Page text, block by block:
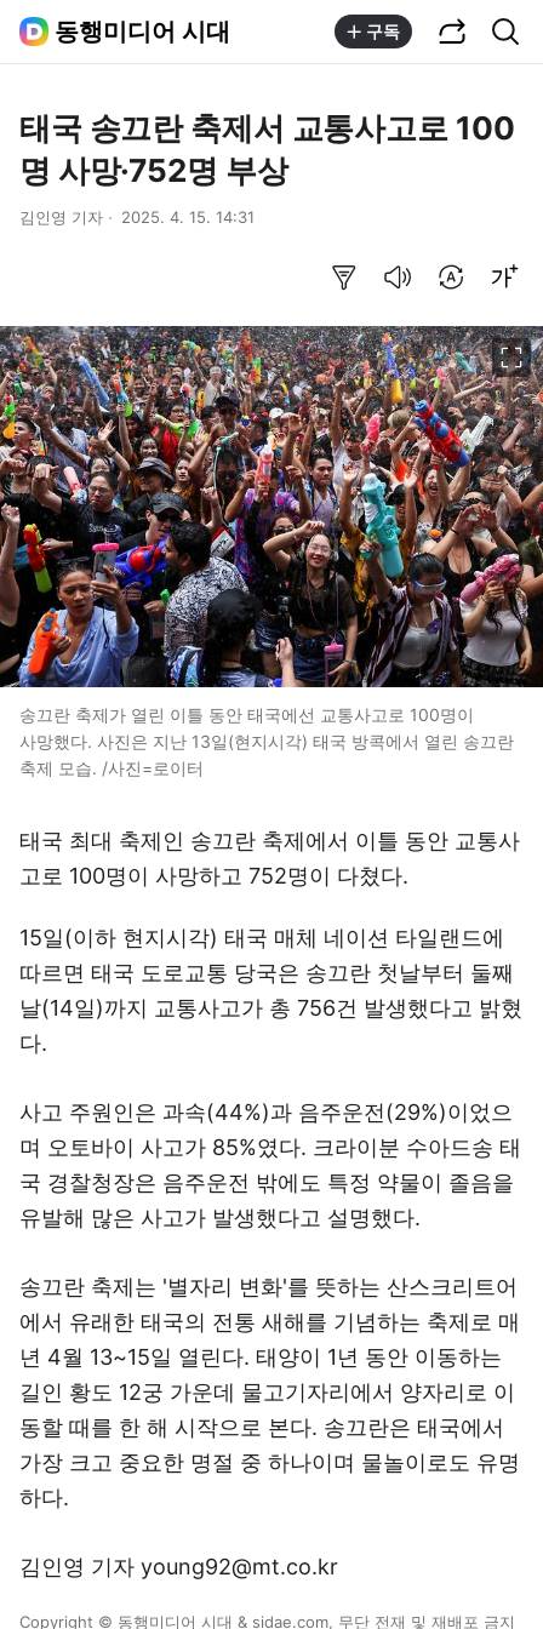
동행미디어 시대 구독
태국 송끄란 축제서 교통사고로 100
명 사망·752명 부상
김인영 기자 2025. 4. 15. 14:31
송끄란 축제가 열린 이틀 동안 태국에선 교통사고로 100명이
사망했다. 사진은 지난 13일(현지시각) 태국 방콕에서 열린 송끄란
축제 모습. /사진=로이터
태국 최대 축제인 송끄란 축제에서 이틀 동안 교통사
고로 100명이 사망하고 752명이 다쳤다.
15일(이하 현지시각) 태국 매체 네이션 타일랜드에
따르면 태국 도로교통 당국은 송끄란 첫날부터 둘째
날(14일)까지 교통사고가 총 756건 발생했다고 밝혔
다.
사고 주원인은 과속(44%)과 음주운전(29%)이었으
며 오토바이 사고가 85%였다. 크라이분 수아드송 태
국 경찰청장은 음주운전 밖에도 특정 약물이 졸음을
유발해 많은 사고가 발생했다고 설명했다.
송끄란 축제는 '별자리 변화'를 뜻하는 산스크리트어
에서 유래한 태국의 전통 새해를 기념하는 축제로 매
년 4월 13~15일 열린다. 태양이 1년 동안 이동하는
길인 황도 12궁 가운데 물고기자리에서 양자리로 이
동할 때를 한 해 시작으로 본다. 송끄란은 태국에서
가장 크고 중요한 명절 중 하나이며 물놀이로도 유명
하다.
김인영 기자 young92@mt.co.kr
Copyright © 동행미디어 시대 & sidae.com, 무단 전재 및 재배포 금지